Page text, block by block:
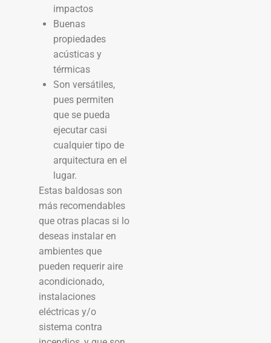
impactos
Buenas
propiedades
acústicas y
térmicas
Son versátiles,
pues permiten
que se pueda
ejecutar casi
cualquier tipo de
arquitectura en el
lugar.
Estas baldosas son
más recomendables
que otras placas si lo
deseas instalar en
ambientes que
pueden requerir aire
acondicionado,
instalaciones
eléctricas y/o
sistema contra